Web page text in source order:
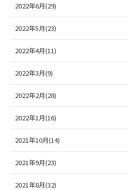
2022年6月(29)
2022年5月(23)
2022年4月(11)
2022年3月(9)
2022年2月(28)
2022年1月(16)
2021年10月(14)
2021年9月(23)
2021年8月(32)